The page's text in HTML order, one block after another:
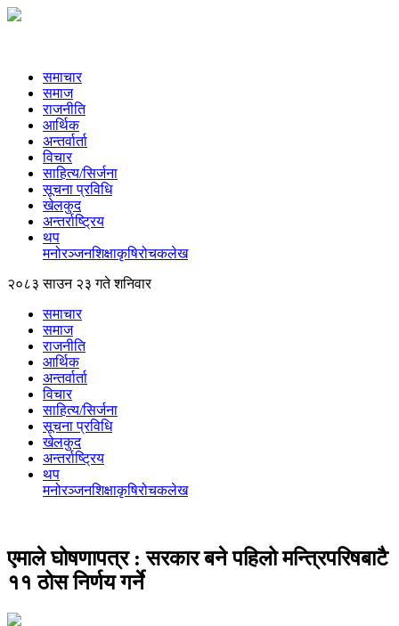
समाचार
समाज
राजनीति
आर्थिक
अन्तर्वार्ता
विचार
साहित्य/सिर्जना
सूचना प्रविधि
खेलकुद
अन्तर्राष्ट्रिय
थप
मनोरञ्‍जनशिक्षाकृषिरोचकलेख
२०८३ साउन २३ गते शनिवार
समाचार
समाज
राजनीति
आर्थिक
अन्तर्वार्ता
विचार
साहित्य/सिर्जना
सूचना प्रविधि
खेलकुद
अन्तर्राष्ट्रिय
थप
मनोरञ्‍जनशिक्षाकृषिरोचकलेख
एमाले घोषणापत्र : सरकार बने पहिलो मन्त्रिपरिषबाटै
११ ठोस निर्णय गर्ने